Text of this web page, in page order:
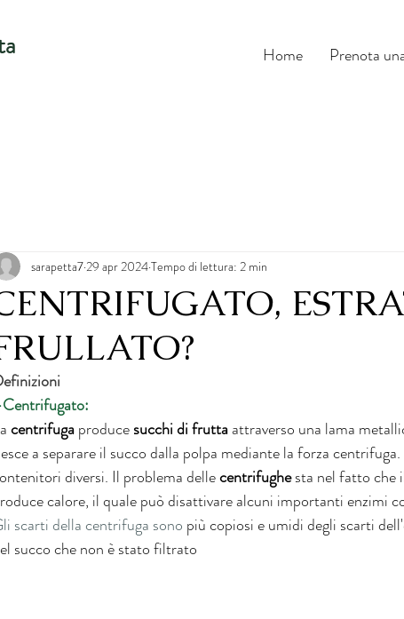
Home
Prenota
sarapetta729 apr 2024Tempo di lettura: 2 min
centrifuga produce succhi di frutta attraverso una lama
a separare il succo dalla polpa mediante la forza
diversi. Il problema delle centrifughe sta nel fatto che
calore, il quale può disattivare alcuni importanti enzimi
scarti della centrifuga sono più copiosi e umidi degli scarti
succo che non è stato filtrato